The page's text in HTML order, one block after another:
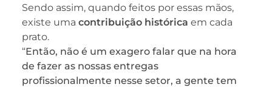
Sendo assim, quando feitos por essas mãos,
existe uma contribuição histórica em cada
prato.
“Então, não é um exagero falar que na hora
de fazer as nossas entregas
profissionalmente nesse setor, a gente tem